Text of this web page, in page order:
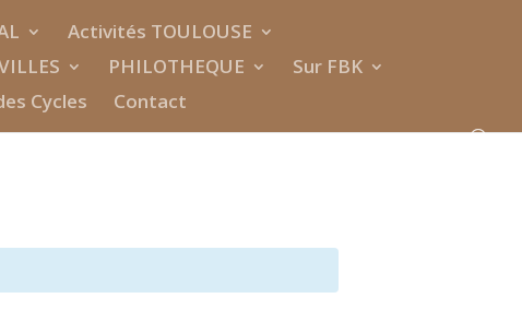
Activités TOULOUSE
PHILOTHEQUE
Sur FBK
Cycles Contact